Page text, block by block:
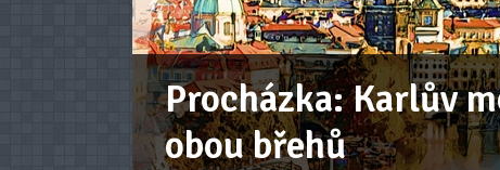
Procházka: Karlův
obou břehů